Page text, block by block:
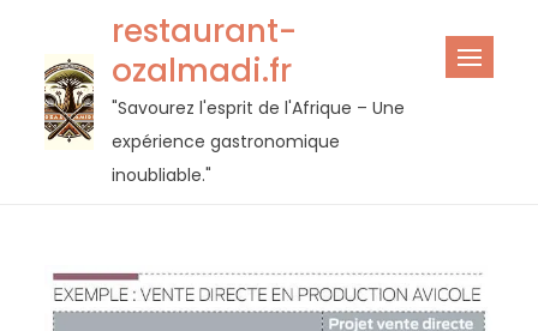
contenu
restaurant-
ozalmadi.fr
"Savourez l'esprit de l'Afrique – Une
expérience gastronomique
inoubliable."